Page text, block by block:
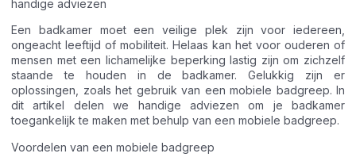
handige adviezen
Een badkamer moet een veilige plek zijn voor iedereen,
ongeacht leeftijd of mobiliteit. Helaas kan het voor ouderen of
mensen met een lichamelijke beperking lastig zijn om zichzelf
staande te houden in de badkamer. Gelukkig zijn er
oplossingen, zoals het gebruik van een mobiele badgreep. In
dit artikel delen we handige adviezen om je badkamer
toegankelijk te maken met behulp van een mobiele badgreep.
Voordelen van een mobiele badgreep